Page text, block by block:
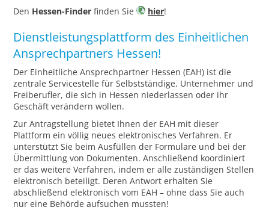
Den Hessen-Finder finden Sie hier!
Dienstleistungsplattform des Einheitlichen
Ansprechpartners Hessen!
Der Einheitliche Ansprechpartner Hessen (EAH) ist die
zentrale Servicestelle für Selbstständige, Unternehmer und
Freiberufler, die sich in Hessen niederlassen oder ihr
Geschäft verändern wollen.
Zur Antragstellung bietet Ihnen der EAH mit dieser
Plattform ein völlig neues elektronisches Verfahren. Er
unterstützt Sie beim Ausfüllen der Formulare und bei der
Übermittlung von Dokumenten. Anschließend koordiniert
er das weitere Verfahren, indem er alle zuständigen Stellen
elektronisch beteiligt. Deren Antwort erhalten Sie
abschließend elektronisch vom EAH – ohne dass Sie auch
nur eine Behörde aufsuchen mussten!